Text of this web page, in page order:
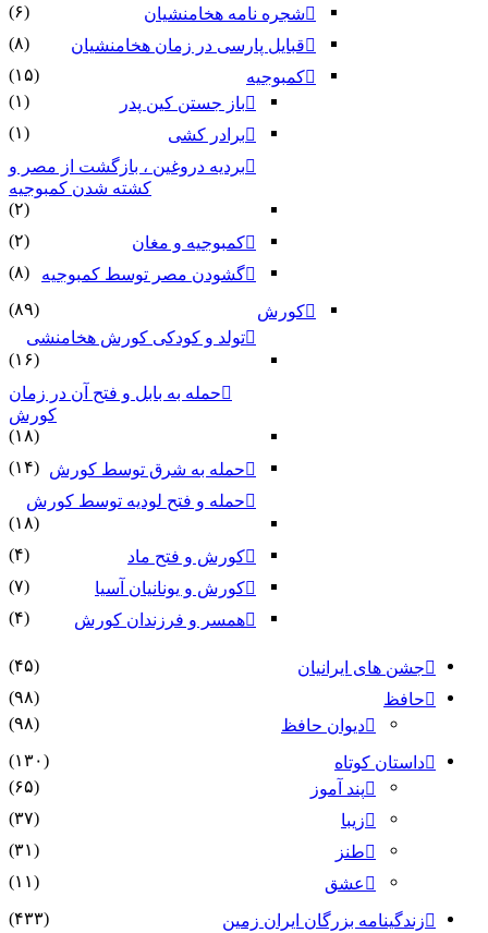
شجره نامه هخامنشیان
(۶)
قبایل پارسی در زمان هخامنشیان
(۸)
کمبوجیه
(۱۵)
باز جستن کین پدر
(۱)
برادر کشی
(۱)
بردیه دروغین ، بازگشت از مصر و
کشته شدن کمبوجیه
(۲)
کمبوجیه و مغان
(۲)
گشودن مصر توسط کمبوجیه
(۸)
کورش
(۸۹)
تولد و کودکی کورش هخامنشی
(۱۶)
حمله به بابل و فتح آن در زمان
کورش
(۱۸)
حمله به شرق توسط کورش (۱۴)
حمله و فتح لودیه توسط کورش
(۱۸)
کورش و فتح ماد
(۴)
کورش و یونانیان آسیا
(۷)
همسر و فرزندان کورش
(۴)
جشن های ایرانیان
(۴۵)
حافظ
(۹۸)
دیوان حافظ
(۹۸)
داستان کوتاه
(۱۳۰)
پند آموز
(۶۵)
زیبا
(۳۷)
طنز
(۳۱)
عشق
(۱۱)
زندگینامه بزرگان ایران زمین
(۴۳۳)